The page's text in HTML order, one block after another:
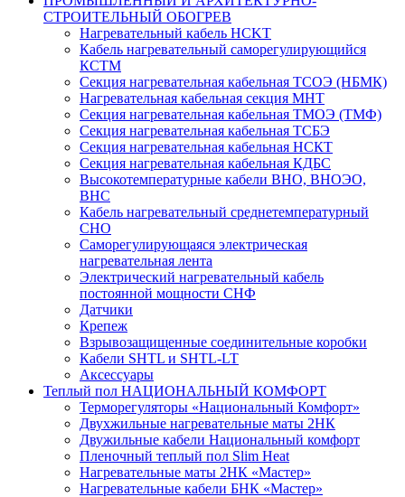
СТРОИТЕЛЬНЫЙ ОБОГРЕВ
Нагревательный кабель НCKТ
Кабель нагревательный саморегулирующийся
КСТМ
Секция нагревательная кабельная ТСОЭ (НБМК)
Нагревательная кабельная секция МНТ
Секция нагревательная кабельная ТМОЭ (ТМФ)
Секция нагревательная кабельная ТСБЭ
Секция нагревательная кабельная НСКТ
Секция нагревательная кабельная КДБС
Высокотемпературные кабели ВНО, ВНОЭО,
ВНС
Кабель нагревательный среднетемпературный
СНО
Саморегулирующаяся электрическая
нагревательная лента
Электрический нагревательный кабель
постоянной мощности СНФ
Датчики
Крепеж
Взрывозащищенные соединительные коробки
Кабели SHTL и SHTL-LT
Аксессуары
Теплый пол НАЦИОНАЛЬНЫЙ КОМФОРТ
Терморегуляторы «Национальный Комфорт»
Двухжильные нагревательные маты 2НК
Двужильные кабели Национальный комфорт
Пленочный теплый пол Slim Heat
Нагревательные маты 2НК «Мастер»
Нагревательные кабели БНК «Мастер»